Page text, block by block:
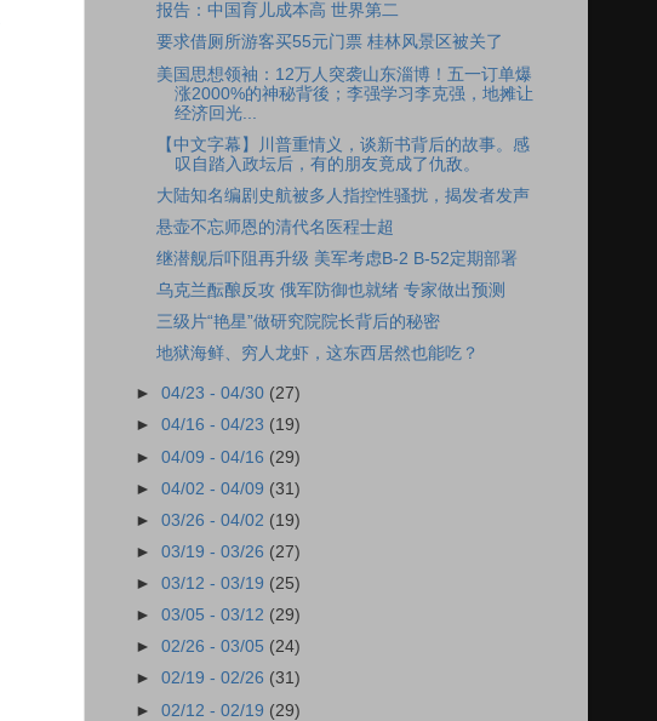
报告：中国育儿成本高 世界第二
要求借厕所游客买55元门票 桂林风景区被关了
美国思想领袖：12万人突袭山东淄博！五一订单爆
涨2000%的神秘背後；李强学习李克强，地摊让
经济回光...
【中文字幕】川普重情义，谈新书背后的故事。感
叹自踏入政坛后，有的朋友竟成了仇敌。
大陆知名编剧史航被多人指控性骚扰，揭发者发声
悬壶不忘师恩的清代名医程士超
继潜舰后吓阻再升级 美军考虑B-2 B-52定期部署
乌克兰酝酿反攻 俄军防御也就绪 专家做出预测
三级片“艳星”做研究院院长背后的秘密
地狱海鲜、穷人龙虾，这东西居然也能吃？
►04/23 - 04/30 (27)
►04/16 - 04/23 (19)
►04/09 - 04/16 (29)
►04/02 - 04/09 (31)
►03/26 - 04/02 (19)
►03/19 - 03/26 (27)
►03/12 - 03/19 (25)
►03/05 - 03/12 (29)
►02/26 - 03/05 (24)
►02/19 - 02/26 (31)
►02/12 - 02/19 (29)